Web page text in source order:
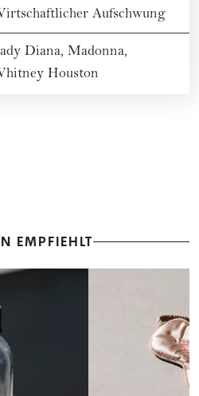
Aufschwung
Diana, Madonna,
Houston
EMPFIEHLT